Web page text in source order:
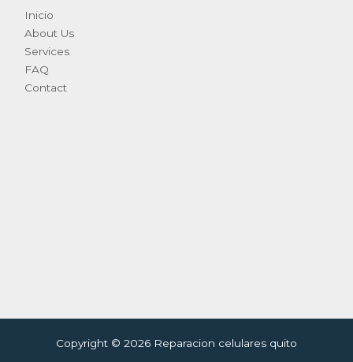
Inicio
About Us
Services
FAQ
Contact
Copyright © 2026 Reparacion celulares quito